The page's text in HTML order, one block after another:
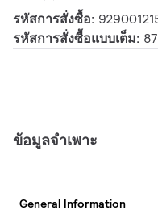
รหัสการสั่งซื้อ:
รหัสการสั่งซื้อแบบเต็ม:
ข้อมูลจำเพาะ
General Information